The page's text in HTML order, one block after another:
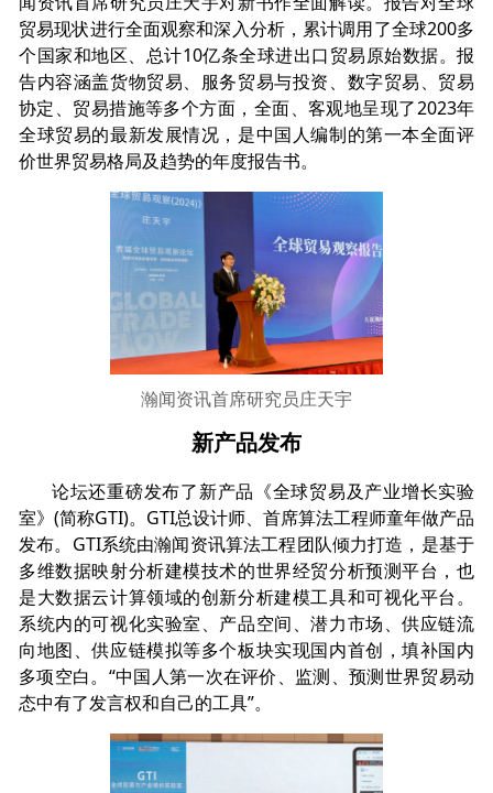
贸易现状进行全面观察和深入分析，累计调用了全球200多
个国家和地区、总计10亿条全球进出口贸易原始数据。报
告内容涵盖货物贸易、服务贸易与投资、数字贸易、贸易
协定、贸易措施等多个方面，全面、客观地呈现了2023年
全球贸易的最新发展情况，是中国人编制的第一本全面评
价世界贸易格局及趋势的年度报告书。
瀚闻资讯首席研究员庄天宇
新产品发布
论坛还重磅发布了新产品《全球贸易及产业增长实验
室》(简称GTI)。GTI总设计师、首席算法工程师童年做产品
发布。GTI系统由瀚闻资讯算法工程团队倾力打造，是基于
多维数据映射分析建模技术的世界经贸分析预测平台，也
是大数据云计算领域的创新分析建模工具和可视化平台。
系统内的可视化实验室、产品空间、潜力市场、供应链流
向地图、供应链模拟等多个板块实现国内首创，填补国内
多项空白。“中国人第一次在评价、监测、预测世界贸易动
态中有了发言权和自己的工具”。